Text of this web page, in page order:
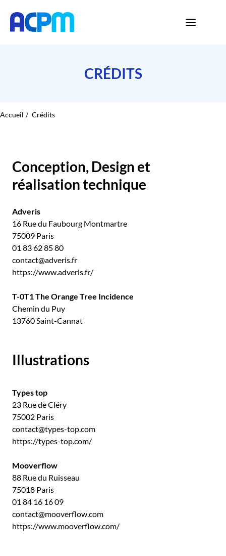
CRÉDITS
Accueil Crédits
Conception, Design et
réalisation technique
Adveris
16 Rue du Faubourg Montmartre
75009 Paris
01 83 62 85 80
contact@adveris.fr
https://www.adveris.fr/
T-0T1 The Orange Tree Incidence
Chemin du Puy
13760 Saint-Cannat
Illustrations
Types top
23 Rue de Cléry
75002 Paris
contact@types-top.com
https://types-top.com/
Mooverflow
88 Rue du Ruisseau
75018 Paris
01 84 16 16 09
contact@mooverflow.com
https://www.mooverflow.com/